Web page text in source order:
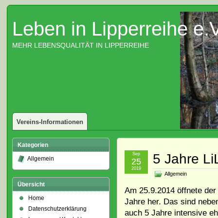
Leben in Lipperreihe
MEHR LEBENSQUALITÄT IN LIPPERREIHE
Vereins-Informationen
5 Jahre
Allgemein
Sep
25
2019
Am 25.9.2014 öffnete
Jahre her. Das sind
auch 5 Jahre intensive
Kategorien
Allgemein
Übersicht
Home
Datenschutzerklärung